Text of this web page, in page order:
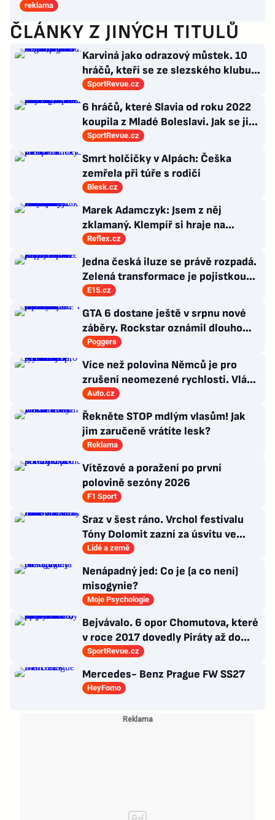
reklama
ČLÁNKY Z JINÝCH TITULŮ
Karviná jako odrazový můstek. 10
hráčů, kteří se ze slezského klubu
probili k lukrativnímu angažmá
SportRevue.cz
6 hráčů, které Slavia od roku 2022
koupila z Mladé Boleslavi. Jak se jim
po přestupu do Edenu vedlo?
SportRevue.cz
Smrt holčičky v Alpách: Češka
zemřela při túře s rodiči
Blesk.cz
Marek Adamczyk: Jsem z něj
zklamaný. Klempíř si hraje na
ministra. Nestačí se tak tvářit, musí
zamakat
Reflex.cz
Jedna česká iluze se právě rozpadá.
Zelená transformace je pojistkou
proti chaosu
E15.cz
GTA 6 dostane ještě v srpnu nové
záběry. Rockstar oznámil dlouho
očekávanou prezentaci
Poggers
Více než polovina Němců je pro
zrušení neomezené rychlosti. Vláda
řekla, co si o tom myslí
Auto.cz
Řekněte STOP mdlým vlasům! Jak
jim zaručeně vrátíte lesk?
Reklama
Vítězové a poražení po první
polovině sezóny 2026
F1 Sport
Sraz v šest ráno. Vrchol festivalu
Tóny Dolomit zazní za úsvitu ve
3000 metrech
Lidé a země
Nenápadný jed: Co je (a co není)
misogynie?
Moje Psychologie
Bejvávalo. 6 opor Chomutova, které
v roce 2017 dovedly Piráty až do
semifinále play-off
SportRevue.cz
Mercedes- Benz Prague FW SS27
HeyFomo